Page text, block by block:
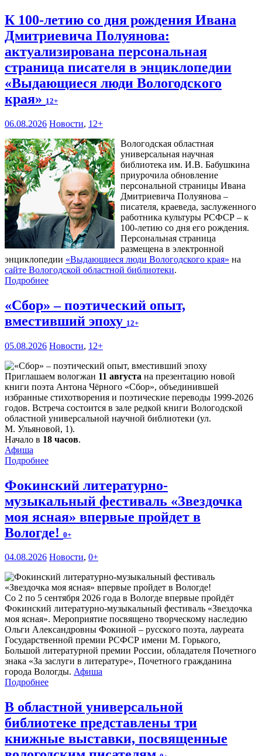
К 100-летию со дня рождения Ивана
Дмитриевича Полуянова:
актуализирована персональная
страница писателя в энциклопедии
«Выдающиеся люди Вологодского
края» 12+
06.08.2026 Новости, 12+
Вологодская областная
универсальная научная
библиотека им. И.В. Бабушкина
приурочила обновление
персональной страницы Ивана
Дмитриевича Полуянова –
писателя, краеведа, заслуженного
работника культуры РСФСР – к
100‑летию со дня его рождения.
Персональная страница
размещена в электронной
энциклопедии «Выдающиеся люди Вологодского края» на
сайте Вологодской областной библиотеки.
Подробнее
«Сбор» – поэтический опыт,
вместивший эпоху 12+
05.08.2026 Новости, 12+
Приглашаем вологжан 11 августа на презентацию новой
книги поэта Антона Чёрного «Сбор», объединившей
избранные стихотворения и поэтические переводы 1999-2026
годов. Встреча состоится в зале редкой книги Вологодской
областной универсальной научной библиотеки (ул.
М. Ульяновой, 1).
Начало в 18 часов.
Афиша
Подробнее
Фокинский литературно-
музыкальный фестиваль «Звездочка
моя ясная» впервые пройдет в
Вологде! 0+
04.08.2026 Новости, 0+
Со 2 по 5 сентября 2026 года в Вологде впервые пройдёт
Фокинский литературно-музыкальный фестиваль «Звездочка
моя ясная». Мероприятие посвящено творческому наследию
Ольги Александровны Фокиной – русского поэта, лауреата
Государственной премии РСФСР имени М. Горького,
Большой литературной премии России, обладателя Почетного
знака «За заслуги в литературе», Почетного гражданина
города Вологды. Афиша
Подробнее
В областной универсальной
библиотеке представлены три
книжные выставки, посвященные